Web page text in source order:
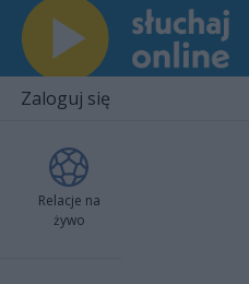
Zaloguj się
Relacje na
żywo